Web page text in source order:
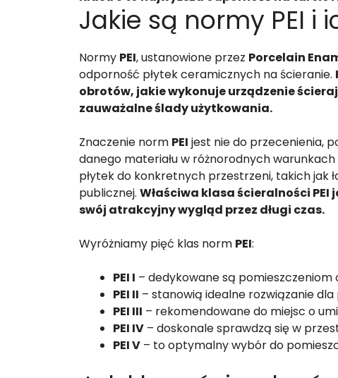
Jakie są normy PEI i
Normy PEI, ustanowione przez Porcelain
odporność płytek ceramicznych na ścieranie.
obrotów, jakie wykonuje urządzenie
zauważalne ślady użytkowania.
Znaczenie norm PEI jest nie do przecenienia,
danego materiału w różnorodnych
płytek do konkretnych przestrzeni, takich jak
publicznej. Właściwa klasa ścieralności
swój atrakcyjny wygląd przez długi czas.
Wyróżniamy pięć klas norm PEI:
PEI I – dedykowane są
PEI II – stanowią idealne rozwiązanie
PEI III – rekomendowane do miejsc o
PEI IV – doskonale sprawdzą się w
PEI V – to optymalny wybór do